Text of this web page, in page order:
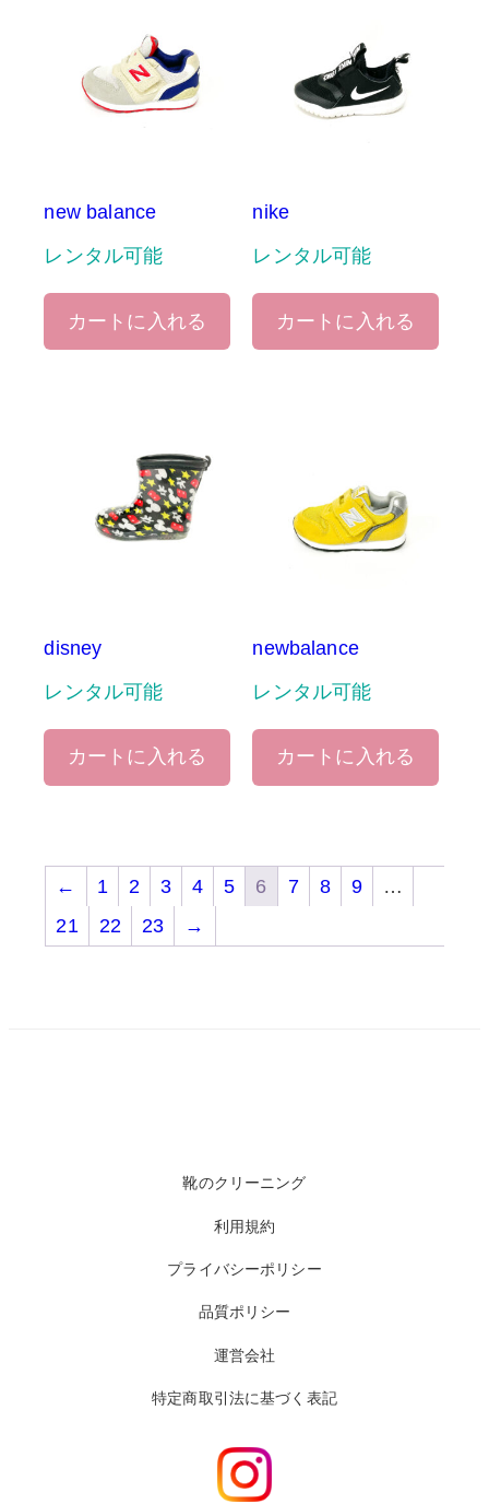
new balance
レンタル可能
カートに入れる
nike
レンタル可能
カートに入れる
disney
レンタル可能
カートに入れる
newbalance
レンタル可能
カートに入れる
← 1 2 3 4 5 6 7 8 9
…
21
22 23 →
靴のクリーニング
利用規約
プライバシーポリシー
品質ポリシー
運営会社
特定商取引法に基づく表記